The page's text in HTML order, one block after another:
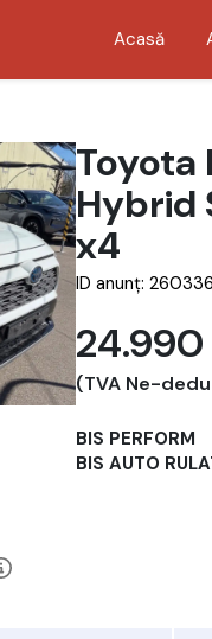
Acasă
Toyota
Hybrid
x4
ID anunț: 260336
(TVA Ne-
BIS PERFORM
BIS AUTO